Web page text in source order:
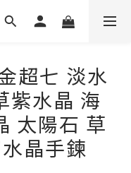
超七 淡水
紫水晶 海
太陽石 草
晶手鍊